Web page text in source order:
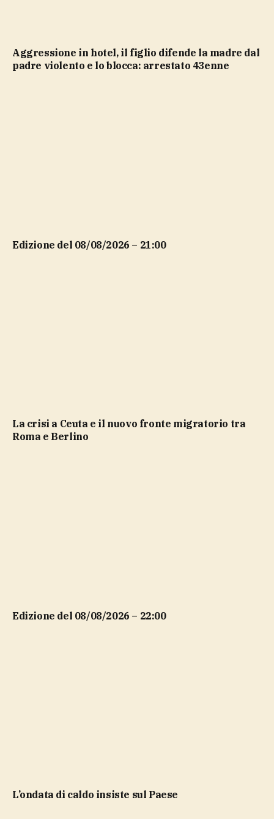
Aggressione in hotel, il figlio difende la madre dal
padre violento e lo blocca: arrestato 43enne
Edizione del 08/08/2026 – 21:00
La crisi a Ceuta e il nuovo fronte migratorio tra
Roma e Berlino
Edizione del 08/08/2026 – 22:00
l’ondata di caldo insiste sul Paese